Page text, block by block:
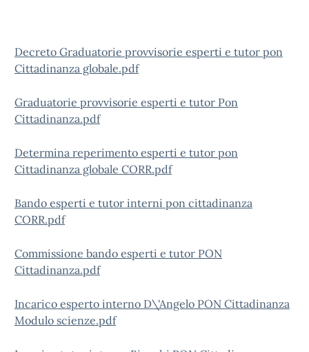
Decreto Graduatorie provvisorie esperti e tutor pon
Cittadinanza globale.pdf
Graduatorie provvisorie esperti e tutor Pon
Cittadinanza.pdf
Determina reperimento esperti e tutor pon
Cittadinanza globale CORR.pdf
Bando esperti e tutor interni pon cittadinanza
CORR.pdf
Commissione bando esperti e tutor PON
Cittadinanza.pdf
Incarico esperto interno D\'Angelo PON Cittadinanza
Modulo scienze.pdf